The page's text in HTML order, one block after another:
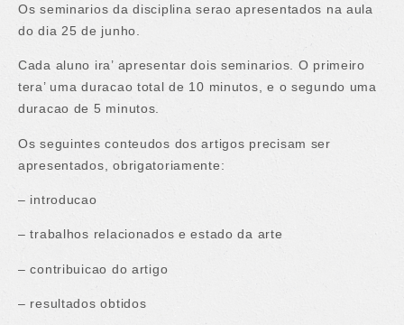
Os seminarios da disciplina serao apresentados na aula
do dia 25 de junho.
Cada aluno ira’ apresentar dois seminarios. O primeiro
tera’ uma duracao total de 10 minutos, e o segundo uma
duracao de 5 minutos.
Os seguintes conteudos dos artigos precisam ser
apresentados, obrigatoriamente:
– introducao
– trabalhos relacionados e estado da arte
– contribuicao do artigo
– resultados obtidos